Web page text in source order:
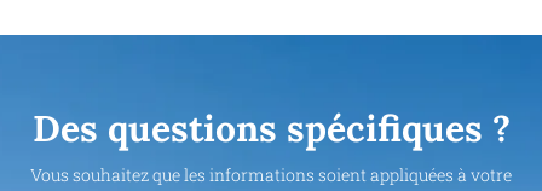
Des questions spécifiques ?
Vous souhaitez que les informations soient appliquées à votre